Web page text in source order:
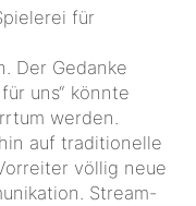
für
Der Gedanke
uns“ könnte
werden.
auf traditionelle
völlig neue
Stream-